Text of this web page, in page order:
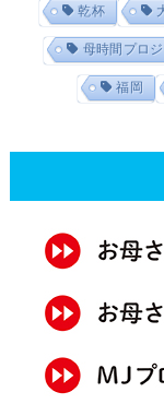
乾杯
母時間プロ
福岡